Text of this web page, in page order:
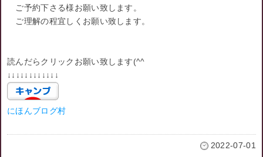
ご予約下さる様お願い致します。
ご理解の程宜しくお願い致します。
読んだらクリックお願い致します(^^ゞ
↓↓↓↓↓↓↓↓↓↓↓↓
にほんブログ村
2022-07-01